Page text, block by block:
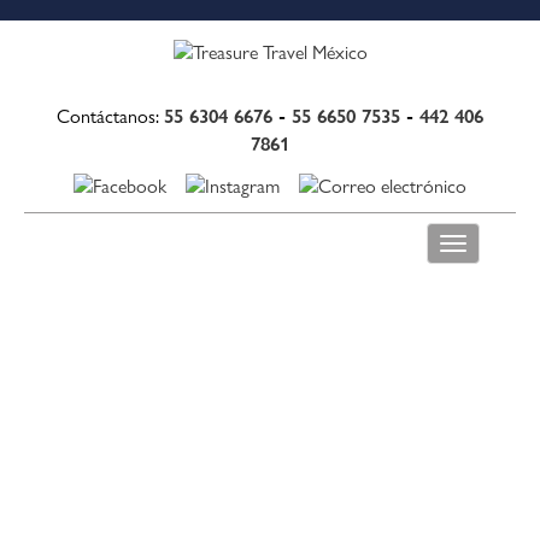
Contáctanos: 55 6304 6676 - 55 6650 7535 - 442 406
7861
Toggle
navigation